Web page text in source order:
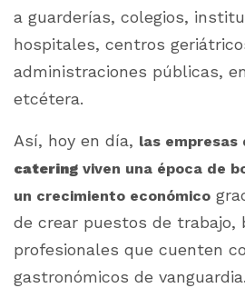
a guarderías, colegios,
hospitales, centros
administraciones públicas,
etcétera.
Así, hoy en día, las empresas
catering viven una época de
un crecimiento económico
de crear puestos de trabajo,
profesionales que cuenten
gastronómicos de vanguardia.